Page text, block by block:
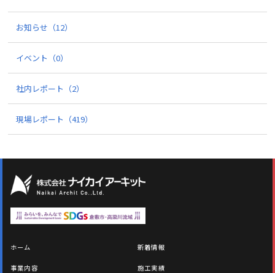
お知らせ （12）
イベント （0）
社内レポート （2）
現場レポート （419）
ホーム 新着情報
事業内容 施工実績